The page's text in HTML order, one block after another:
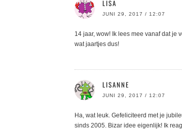
LISA
JUNI 29, 2017 / 12:07
14 jaar, wow! Ik lees mee vanaf dat je
wat jaartjes dus!
LISANNE
JUNI 29, 2017 / 12:07
Ha, wat leuk. Gefeliciteerd met je
sinds 2005. Bizar idee eigenlijk! Ik